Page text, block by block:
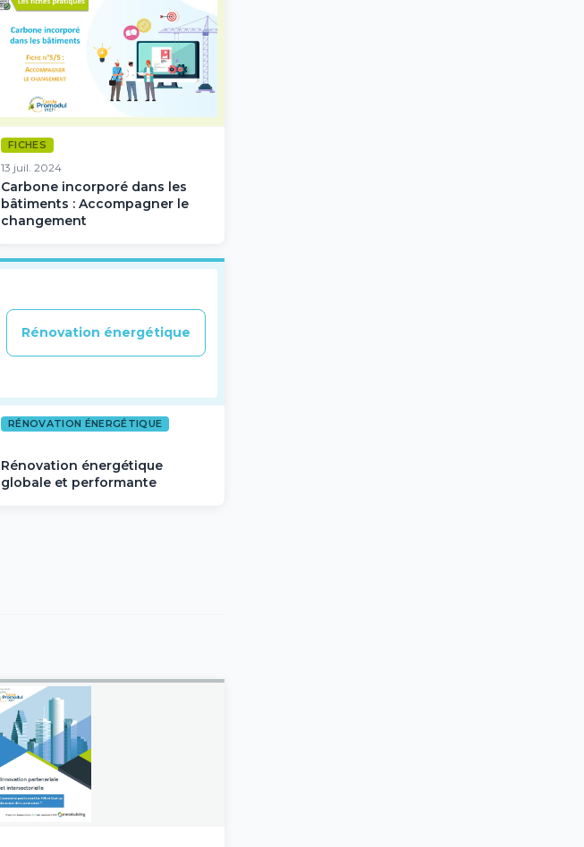
FICHES
13 juil. 2024
Carbone incorporé dans les
bâtiments : Accompagner le
changement
Rénovation énergétique
RÉNOVATION ÉNERGÉTIQUE
Rénovation énergétique
globale et performante